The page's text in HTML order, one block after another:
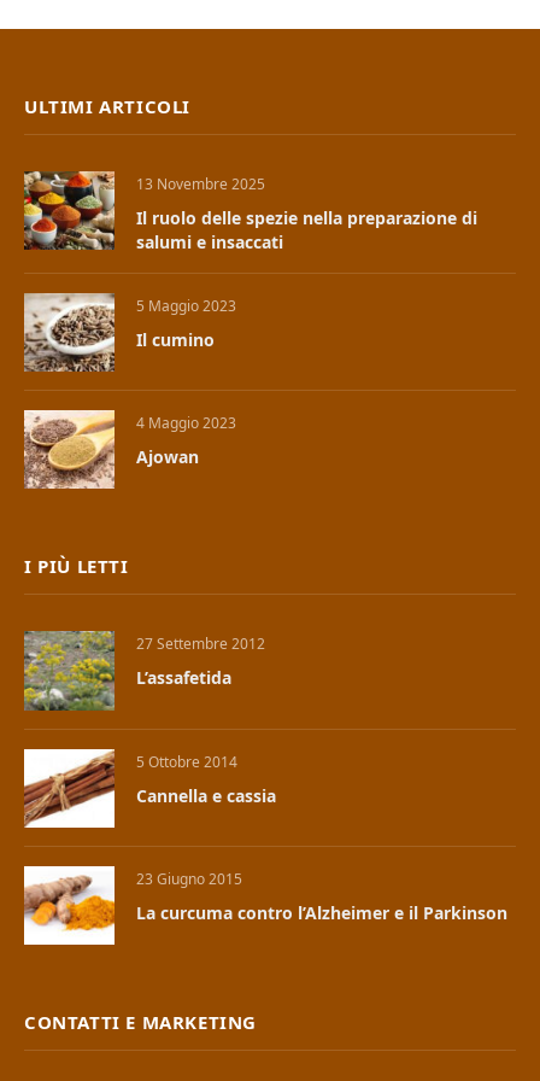
ULTIMI ARTICOLI
13 Novembre 2025
Il ruolo delle spezie nella preparazione di
salumi e insaccati
5 Maggio 2023
Il cumino
4 Maggio 2023
Ajowan
I PIÙ LETTI
27 Settembre 2012
L’assafetida
5 Ottobre 2014
Cannella e cassia
23 Giugno 2015
La curcuma contro l’Alzheimer e il Parkinson
CONTATTI E MARKETING